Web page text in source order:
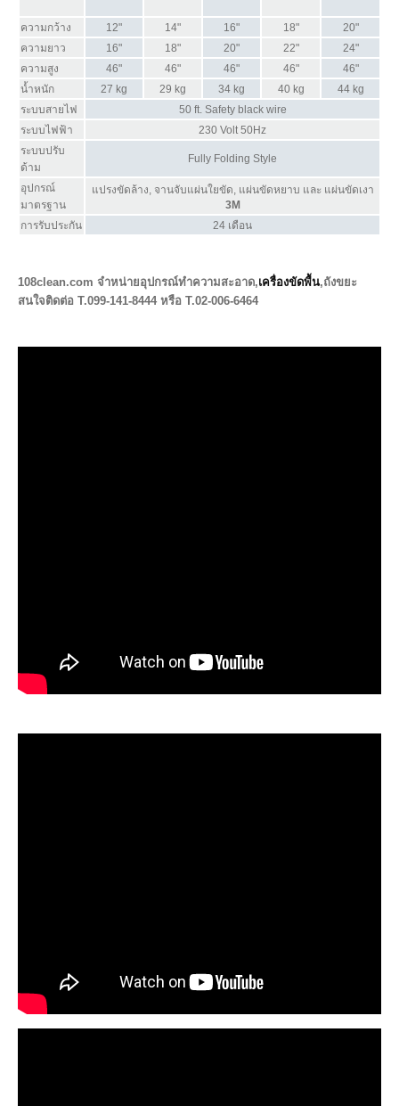
ความกว้าง 12" 14" 16" 18"
20"
ความยาว
16" 18" 20" 22"
24"
ความสูง
46" 46" 46" 46"
46"
น้ำหนัก
27 kg 29 kg 34 kg 40 kg
44 kg
ระบบสายไฟ
50 ft. Safety black wire
ระบบไฟฟ้า
230 Volt 50Hz
ระบบปรับ
ด้าม
Fully Folding Style
อุปกรณ์
มาตรฐาน
แปรงขัดล้าง, จานจับแผ่นใยขัด, แผ่นขัดหยาบ และ แผ่นขัดเงา
3M
การรับประกัน
24 เดือน
108clean.com จำหน่ายอุปกรณ์ทำความสะอาด,เครื่องขัดพื้น,ถังขยะ
สนใจติดต่อ T.099-141-8444 หรือ T.02-006-6464